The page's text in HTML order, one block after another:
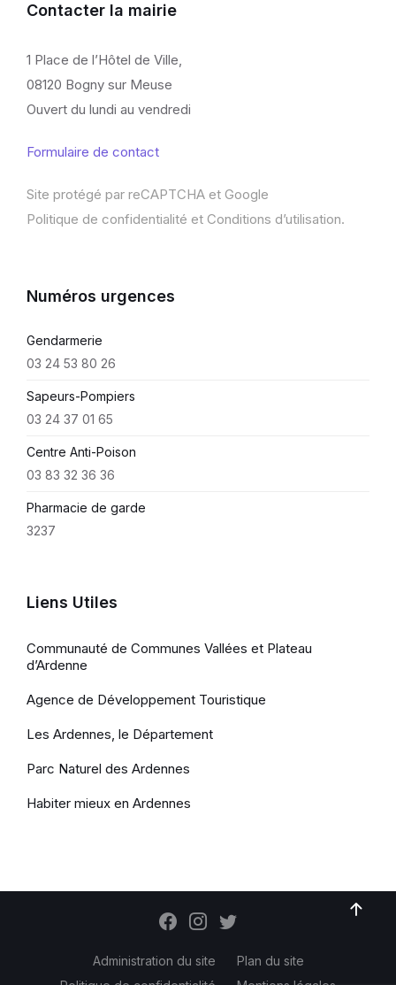
Contacter la mairie
1 Place de l’Hôtel de Ville,
08120 Bogny sur Meuse
Ouvert du lundi au vendredi
Formulaire de contact
Site protégé par reCAPTCHA et Google
Politique de confidentialité et Conditions d’utilisation.
Numéros urgences
Gendarmerie
03 24 53 80 26
Sapeurs-Pompiers
03 24 37 01 65
Centre Anti-Poison
03 83 32 36 36
Pharmacie de garde
3237
Liens Utiles
Communauté de Communes Vallées et Plateau
d’Ardenne
Agence de Développement Touristique
Les Ardennes, le Département
Parc Naturel des Ardennes
Habiter mieux en Ardennes
Administration du site
Plan du site